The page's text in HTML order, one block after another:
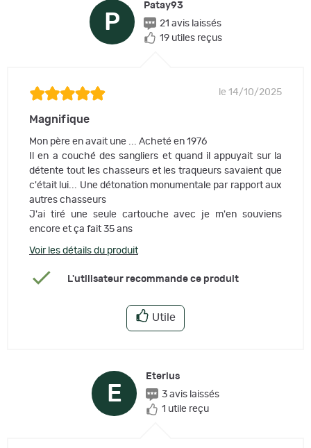
P
Patay93
21 avis laissés
19 utiles reçus
le 14/10/2025
Magnifique
Mon père en avait une ... Acheté en 1976
Il en a couché des sangliers et quand il appuyait sur la
détente tout les chasseurs et les traqueurs savaient que
c'était lui... Une détonation monumentale par rapport aux
autres chasseurs
J'ai tiré une seule cartouche avec je m'en souviens
encore et ça fait 35 ans
Voir les détails du produit
L'utilisateur recommande ce produit
Utile
E
Eterlus
3 avis laissés
1 utile reçu